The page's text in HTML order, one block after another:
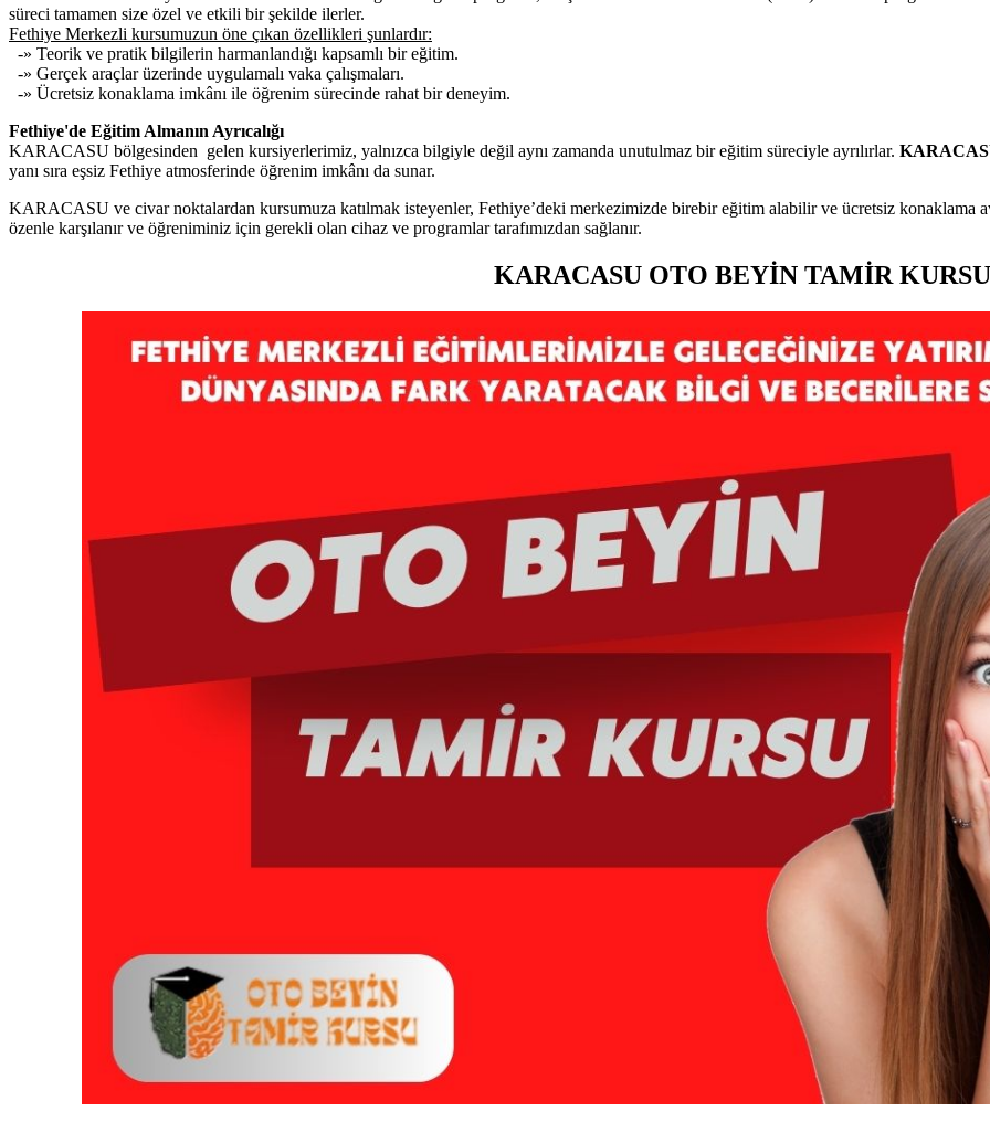
süreci tamamen size özel ve etkili bir şekilde ilerler.
Fethiye Merkezli kursumuzun öne çıkan özellikleri şunlardır:
-» Teorik ve pratik bilgilerin harmanlandığı kapsamlı bir eğitim.
-» Gerçek araçlar üzerinde uygulamalı vaka çalışmaları.
-» Ücretsiz konaklama imkânı ile öğrenim sürecinde rahat bir deneyim.
Fethiye'de Eğitim Almanın Ayrıcalığı
KARACASU bölgesinden gelen kursiyerlerimiz, yalnızca bilgiyle değil aynı zamanda unutulmaz bir eğitim süreciyle ayrılırlar.
yanı sıra eşsiz Fethiye atmosferinde öğrenim imkânı da sunar.
KARACASU ve civar noktalardan kursumuza katılmak isteyenler, Fethiye’deki merkezimizde birebir eğitim alabilir ve ücretsiz konaklama
özenle karşılanır ve öğreniminiz için gerekli olan cihaz ve programlar tarafımızdan sağlanır.
KARACASU OTO BEYİN TAMİR KURSU